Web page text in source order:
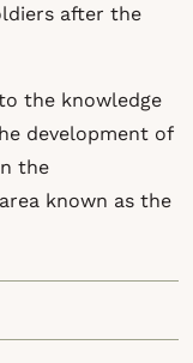
after the
the knowledge
development of
the
known as the